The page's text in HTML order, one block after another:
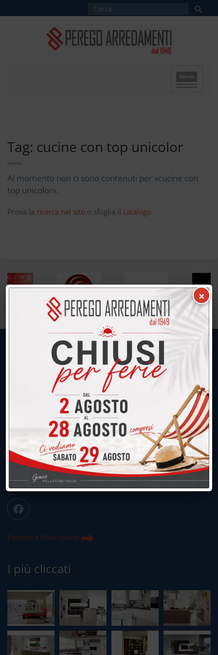
Menù
Tag: cucine con top unicolor
Al momento non ci sono contenuti per «cucine con
top unicolor».
Prova la ricerca nel sito o sfoglia il catalogo.
UNICA SEDE: CALCO (Lecco)
039.677.2778
039.677.2778
info@peregoarredamenti.it
ORARI: 09.00/12.00 - 15.00/19.15
Chiuso domenica e lunedì mattina
Contatti e Dove siamo
I più cliccati
×